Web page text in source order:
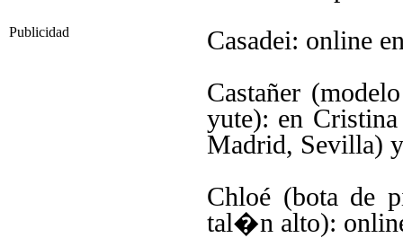
Publicidad
Casadei: online
Castañer
yute): en
Madrid, Sevilla)
Chloé (bota de
tal�n alto):